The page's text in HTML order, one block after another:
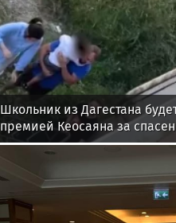
Школьник из Дагестана
премией Кеосаяна за